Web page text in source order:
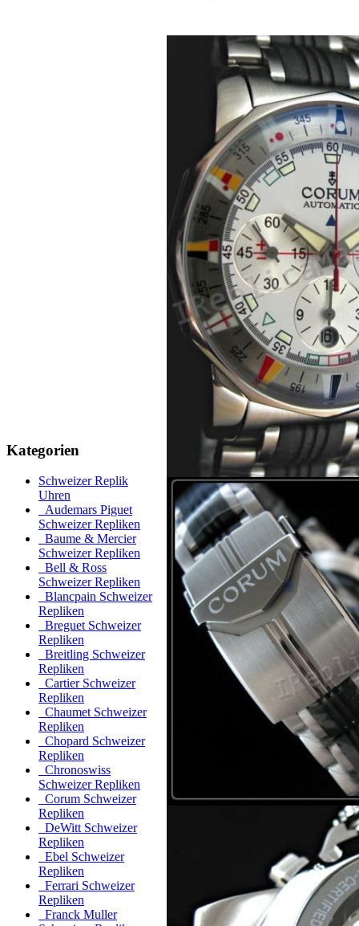
Kategorien
Schweizer Replik
Uhren
Audemars Piguet
Schweizer Repliken
Baume & Mercier
Schweizer Repliken
Bell & Ross
Schweizer Repliken
Blancpain Schweizer
Repliken
Breguet Schweizer
Repliken
Breitling Schweizer
Repliken
Cartier Schweizer
Repliken
Chaumet Schweizer
Repliken
Chopard Schweizer
Repliken
Chronoswiss
Schweizer Repliken
Corum Schweizer
Repliken
DeWitt Schweizer
Repliken
Ebel Schweizer
Repliken
Ferrari Schweizer
Repliken
Franck Muller